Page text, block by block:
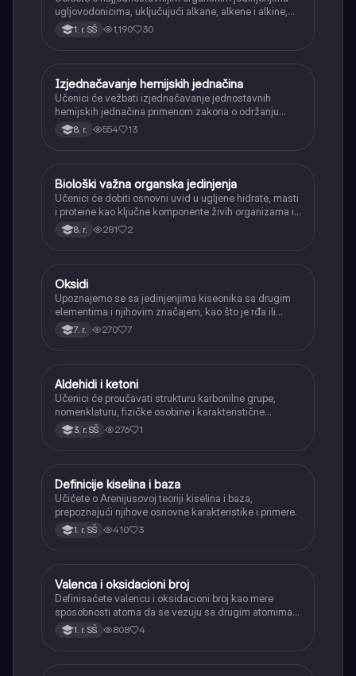
ugljovodonicima, uključujući alkane, alkene i alkine,
njihove opšte formule i osnovnu nomenklaturu.
1. r. SŠ 1,190 30
Hemija
Izjednačavanje hemijskih jednačina
Učenici će vežbati izjednačavanje jednostavnih
hemijskih jednačina primenom zakona o održanju
mase, osiguravajući isti broj atoma sa obe strane.
8. r. 554 13
Hemija
Biološki važna organska jedinjenja
Učenici će dobiti osnovni uvid u ugljene hidrate, masti
i proteine kao ključne komponente živih organizama i
njihovu ulogu.
8. r. 281 2
Hemija
Oksidi
Upoznajemo se sa jedinjenjima kiseonika sa drugim
elementima i njihovim značajem, kao što je rđa ili
ugljen-dioksid.
7. r. 270 7
Hemija
Aldehidi i ketoni
Učenici će proučavati strukturu karbonilne grupe,
nomenklaturu, fizičke osobine i karakteristične
reakcije aldehida i ketona (adicija, oksidacija
aldehida, redukcija).
3. r. SŠ 276 1
Hemija
Definicije kiselina i baza
Učićete o Arenijusovoj teoriji kiselina i baza,
prepoznajući njihove osnovne karakteristike i primere.
1. r. SŠ 410 3
Hemija
Valenca i oksidacioni broj
Definisaćete valencu i oksidacioni broj kao mere
sposobnosti atoma da se vezuju sa drugim atomima u
hemijskim jedinjenjima.
1. r. SŠ 808 4